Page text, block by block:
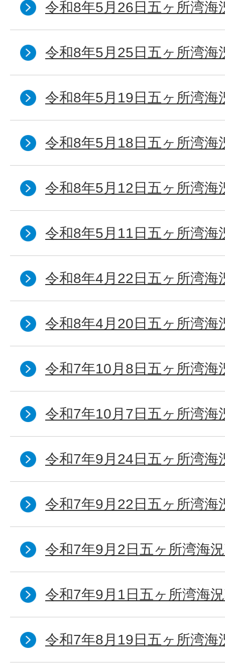
令和8年5月26日五ヶ所湾海
令和8年5月25日五ヶ所湾海
令和8年5月19日五ヶ所湾海
令和8年5月18日五ヶ所湾海
令和8年5月12日五ヶ所湾海
令和8年5月11日五ヶ所湾海
令和8年4月22日五ヶ所湾海
令和8年4月20日五ヶ所湾海
令和7年10月8日五ヶ所湾海
令和7年10月7日五ヶ所湾海
令和7年9月24日五ヶ所湾海
令和7年9月22日五ヶ所湾海
令和7年9月2日五ヶ所湾海
令和7年9月1日五ヶ所湾海
令和7年8月19日五ヶ所湾海